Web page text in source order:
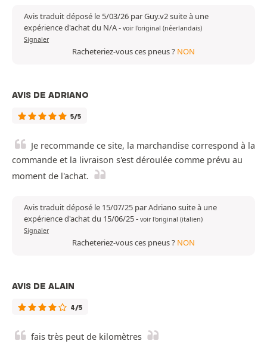
Avis traduit déposé le 5/03/26 par Guy.v2 suite à une
expérience d'achat du N/A- voir l'original (néerlandais)
Signaler
Racheteriez-vous ces pneus ? NON
AVIS DE ADRIANO
5/5
Je recommande ce site, la marchandise correspond à la
commande et la livraison s'est déroulée comme prévu au
moment de l'achat.
Avis traduit déposé le 15/07/25 par Adriano suite à une
expérience d'achat du 15/06/25- voir l'original (italien)
Signaler
Racheteriez-vous ces pneus ? NON
AVIS DE ALAIN
4/5
fais très peut de kilomètres